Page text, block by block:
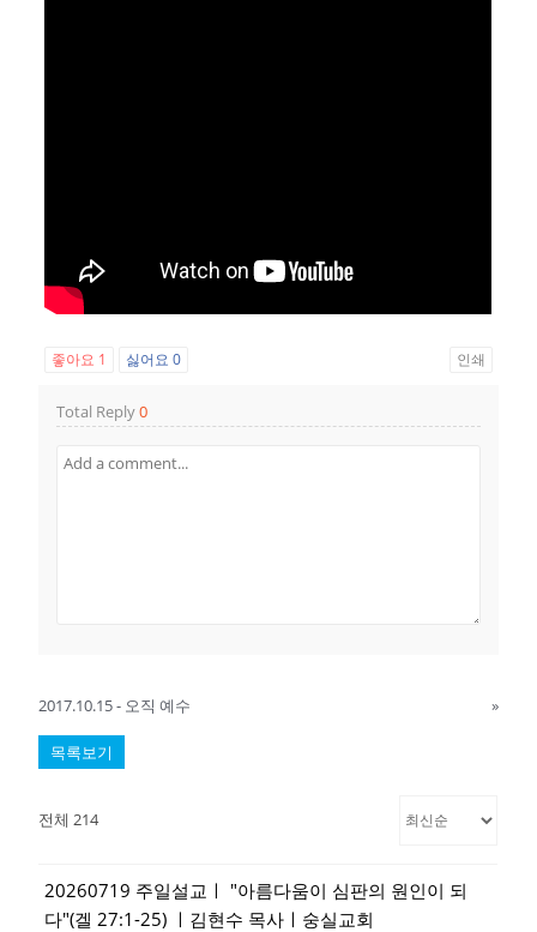
좋아요 1 싫어요0 인쇄
Total Reply0
2017.10.15 - 오직 예수 »
목록보기
전체 214
20260719 주일설교ㅣ "아름다움이 심판의 원인이 되
다"(겔 27:1-25) ㅣ김현수 목사ㅣ숭실교회